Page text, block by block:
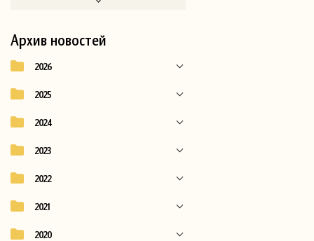
Архив новостей
2026
2025
2024
2023
2022
2021
2020